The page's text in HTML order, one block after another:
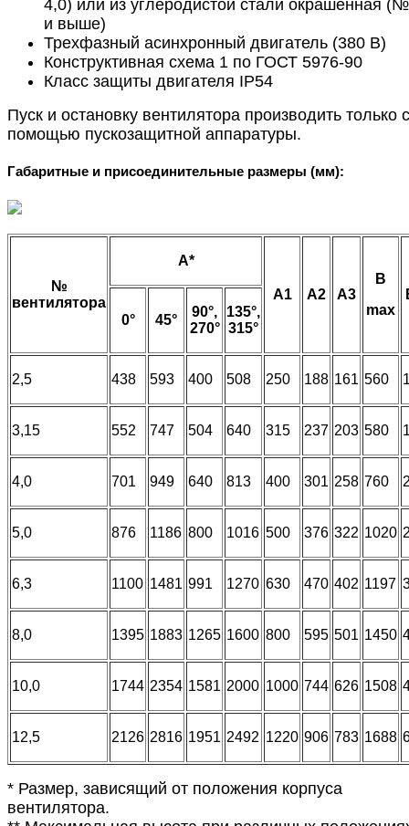
4,0) или из углеродистой стали окрашенная
и выше)
Трехфазный асинхронный двигатель (380 В)
Конструктивная схема 1 по ГОСТ 5976-90
Класс защиты двигателя IP54
Пуск и остановку вентилятора производить только с
помощью пускозащитной аппаратуры.
Габаритные и присоединительные размеры (мм):
№
вентилятора
A*
А1 А2 А3
В
max
0°
45°
90°,
270°
135°,
315°
2,5 438 593 400 508 250 188 161 560
3,15 552 747 504 640 315 237 203 580
4,0 701 949 640 813 400 301 258 760
5,0 876 1186 800 1016 500 376 322 1020
6,3 1100 1481 991 1270 630 470 402 1197
8,0 1395 1883 1265 1600 800 595 501 1450
10,0 1744 2354 1581 2000 1000 744 626 1508
12,5 2126 2816 1951 2492 1220 906 783 1688
* Размер, зависящий от положения корпуса
вентилятора.